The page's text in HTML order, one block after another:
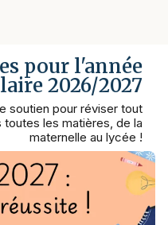
pour l'année
2026/2027
soutien pour réviser tout
toutes les matières, de la
maternelle au lycée !